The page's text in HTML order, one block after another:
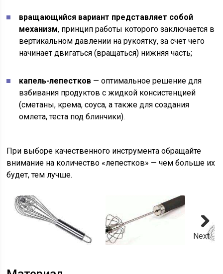
вращающийся вариант представляет собой
механизм, принцип работы которого заключается в
вертикальном давлении на рукоятку, за счет чего
начинает двигаться (вращаться) нижняя часть;
капель-лепестков — оптимальное решение для
взбивания продуктов с жидкой консистенцией
(сметаны, крема, соуса, а также для создания
омлета, теста под блинчики).
При выборе качественного инструмента обращайте
внимание на количество «лепестков» — чем больше их
будет, тем лучше.
Next